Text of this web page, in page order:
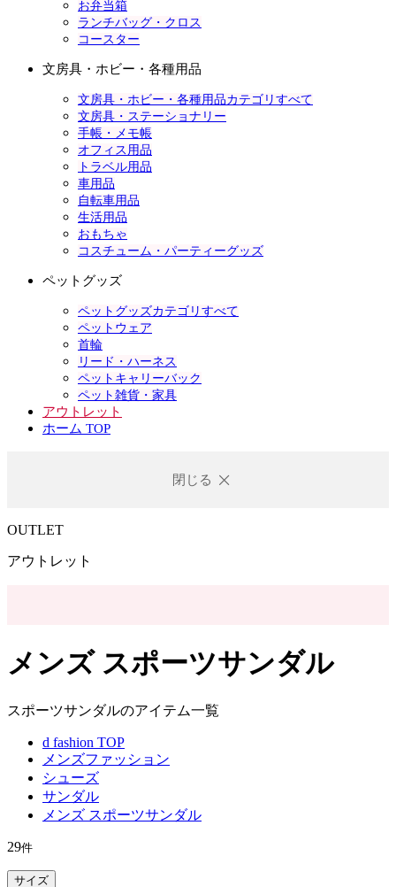
お弁当箱
ランチバッグ・クロス
コースター
文房具・ホビー・各種用品
文房具・ホビー・各種用品カテゴリすべて
文房具・ステーショナリー
手帳・メモ帳
オフィス用品
トラベル用品
車用品
自転車用品
生活用品
おもちゃ
コスチューム・パーティーグッズ
ペットグッズ
ペットグッズカテゴリすべて
ペットウェア
首輪
リード・ハーネス
ペットキャリーバック
ペット雑貨・家具
アウトレット
ホーム TOP
閉じる
OUTLET
アウトレット
メンズ スポーツサンダル
スポーツサンダルのアイテム一覧
d fashion TOP
メンズファッション
シューズ
サンダル
メンズ スポーツサンダル
29件
サイズ